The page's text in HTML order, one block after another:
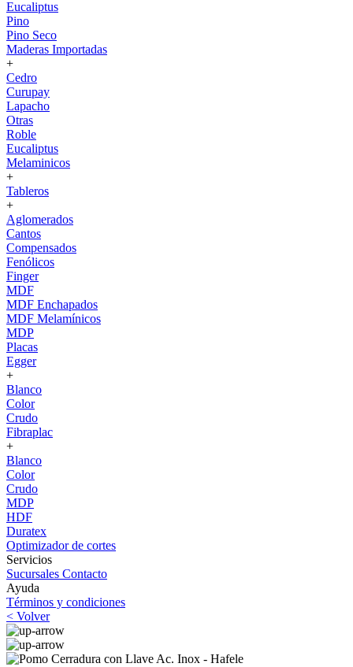
Eucaliptus
Pino
Pino Seco
Maderas Importadas
+
Cedro
Curupay
Lapacho
Otras
Roble
Eucaliptus
Melaminicos
+
Tableros
+
Aglomerados
Cantos
Compensados
Fenólicos
Finger
MDF
MDF Enchapados
MDF Melamínicos
MDP
Placas
Egger
+
Blanco
Color
Crudo
Fibraplac
+
Blanco
Color
Crudo
MDP
HDF
Duratex
Optimizador de cortes
Servicios
Sucursales Contacto
Ayuda
Términos y condiciones
< Volver